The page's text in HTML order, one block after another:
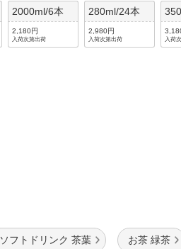
2000ml/6本
2,180円
入荷次第出荷
280ml/24本
2,980円
入荷次第出荷 入荷
ソフトドリンク 茶葉 お茶 緑茶